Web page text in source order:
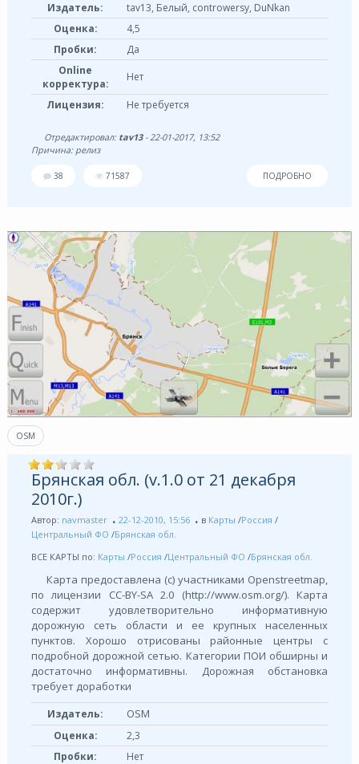
Издатель:
tav13, Белый, controwersy, DuNkan
Оценка:
4,5
Пробки:
Да
Online
корректура:
Нет
Лицензия: Не требуется
Отредактировал: tav13- 22-01-2017, 13:52
Причина: релиз
38 71587 ПОДРОБНО
OSM
Брянская обл. (v.1.0 от 21 декабря
2010г.)
Автор: navmaster 22-12-2010, 15:56 в Карты /Россия /
Центральный ФО /Брянская обл.
ВСЕ КАРТЫ по: Карты /Россия /Центральный ФО /Брянская обл.
Карта предоставлена (с) участниками Openstreetmap,
по лицензии СС-BY-SA 2.0 (http://www.osm.org/). Карта
содержит удовлетворительно информативную
дорожную сеть области и ее крупных населенных
пунктов. Хорошо отрисованы районные центры с
подробной дорожной сетью. Категории ПОИ обширны и
достаточно информативны. Дорожная обстановка
требует доработки
Издатель: OSM
Оценка:
2,3
Пробки:
Нет